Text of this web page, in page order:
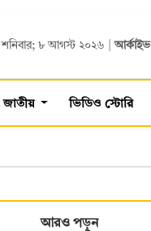
শনিবার; ৮ আগস্ট ২০২৬ |আর্কাইভ
জাতীয় ভিডিও স্টোরি
আরও পড়ুন